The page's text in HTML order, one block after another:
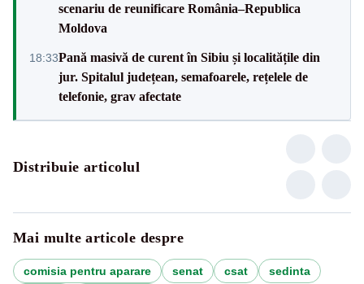
scenariu de reunificare România–Republica
Moldova
18:33Pană masivă de curent în Sibiu și localitățile din
jur. Spitalul județean, semafoarele, rețelele de
telefonie, grav afectate
Distribuie articolul
Mai multe articole despre
comisia pentru aparare senat csat
sedinta